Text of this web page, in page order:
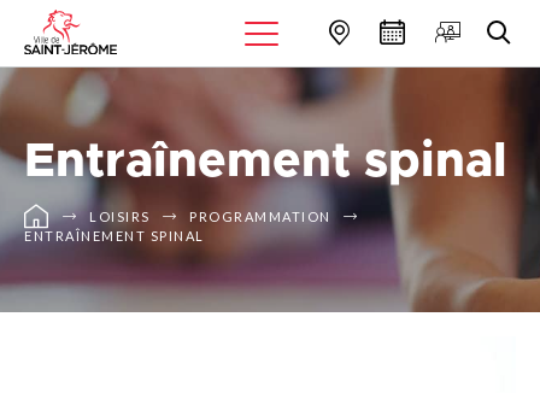
Entraînement spinal
LOISIRS
PROGRAMMATION
ENTRAÎNEMENT SPINAL